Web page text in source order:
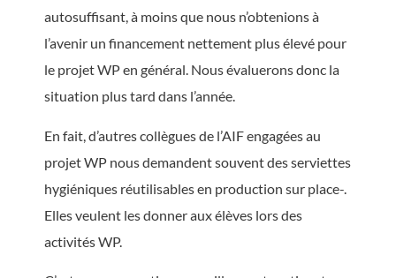
autosuffisant, à moins que nous n’obtenions à
l’avenir un financement nettement plus élevé pour
le projet WP en général. Nous évaluerons donc la
situation plus tard dans l’année.
En fait, d’autres collègues de l’AIF engagées au
projet WP nous demandent souvent des serviettes
hygiéniques réutilisables en production sur place-.
Elles veulent les donner aux élèves lors des
activités WP.